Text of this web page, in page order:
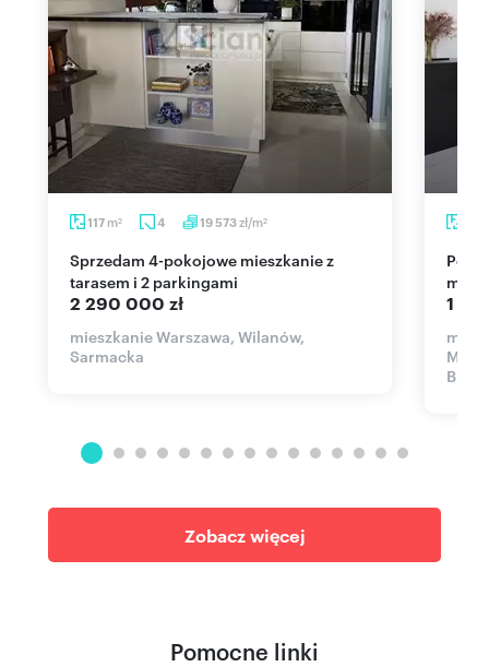
117 m2 4 19 573zł/m2
Sprzedam 4-pokojowe mieszkanie z
tarasem i 2 parkingami
2 290 000 zł
mieszkanie Warszawa, Wilanów,
Sarmacka
Polecam nowoczesne 4-pokojowe
1
Zobacz więcej
Pomocne linki